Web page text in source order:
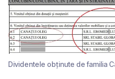
Dividentele obținute de familia